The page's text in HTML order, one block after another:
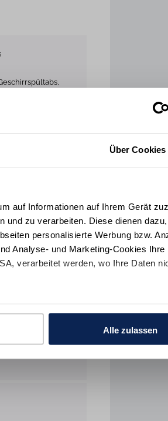
Über Cookies
auf Informationen auf Ihrem Gerät
und zu verarbeiten. Diese dienen
personalisierte Werbung bzw.
Analyse- und Marketing-Cookies Ihre
verarbeitet werden, wo Ihre Daten
Alle zulassen